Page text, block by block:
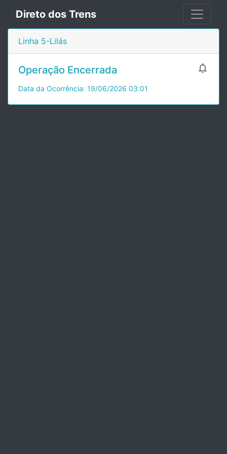
Direto dos Trens
Linha 5-Lilás

Operação Encerrada
Data da Ocorrência: 19/06/2026 03:01